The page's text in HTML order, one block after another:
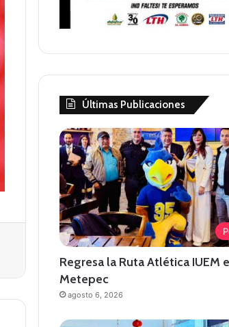
Últimas Publicaciones
Regresa la Ruta Atlética IUEM
Metepec
agosto 6, 2026